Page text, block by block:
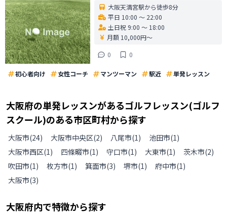
大阪天満宮駅から徒歩8分
平日 10:00 〜 22:00
土日祝 9:00 〜 18:00
月額 10,000円〜
0
0
初心者向け 女性コーチ マンツーマン 駅近 単発レッスン
大阪府の単発レッスンがあるゴルフレッスン(ゴルフ
スクール)のある市区町村から探す
大阪市(24) 大阪市中央区(2) 八尾市(1) 池田市(1)
大阪市西区(1) 四條畷市(1) 守口市(1) 大東市(1) 茨木市(2)
吹田市(1) 枚方市(1) 箕面市(3) 堺市(1) 府中市(1)
大阪市(3)
大阪府内で特徴から探す